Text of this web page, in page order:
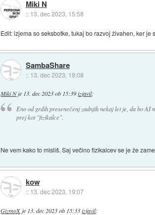
Miki N
:: 13. dec 2023, 15:58
Edit: izjema so seksbotke, tukaj bo razvoj živahen, ker je
SambaShare
:: 13. dec 2023, 18:08
Miki Nje 13. dec 2023 ob 15:39 izjavil:
Eno od grdih presenečenj zadnjih nekaj let je, da bo AI
prej kot "fizikalce".
Ne vem kako to misliš. Saj večino fizikalcev se je že
kow
:: 13. dec 2023, 19:07
GizmoX je 13. dec 2023 ob 15:33 izjavil: